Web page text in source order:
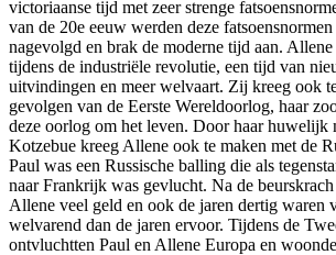
victoriaanse tijd met zeer strenge
van de 20e eeuw werden deze
nagevolgd en brak de moderne tijd aan.
tijdens de industriële revolutie, een tijd van
uitvindingen en meer welvaart. Zij kreeg ook
gevolgen van de Eerste Wereldoorlog, haar
deze oorlog om het leven. Door haar huwelijk
Kotzebue kreeg Allene ook te maken met de
Paul was een Russische balling die als
naar Frankrijk was gevlucht. Na de
Allene veel geld en ook de jaren dertig waren
welvarend dan de jaren ervoor. Tijdens de
ontvluchtten Paul en Allene Europa en